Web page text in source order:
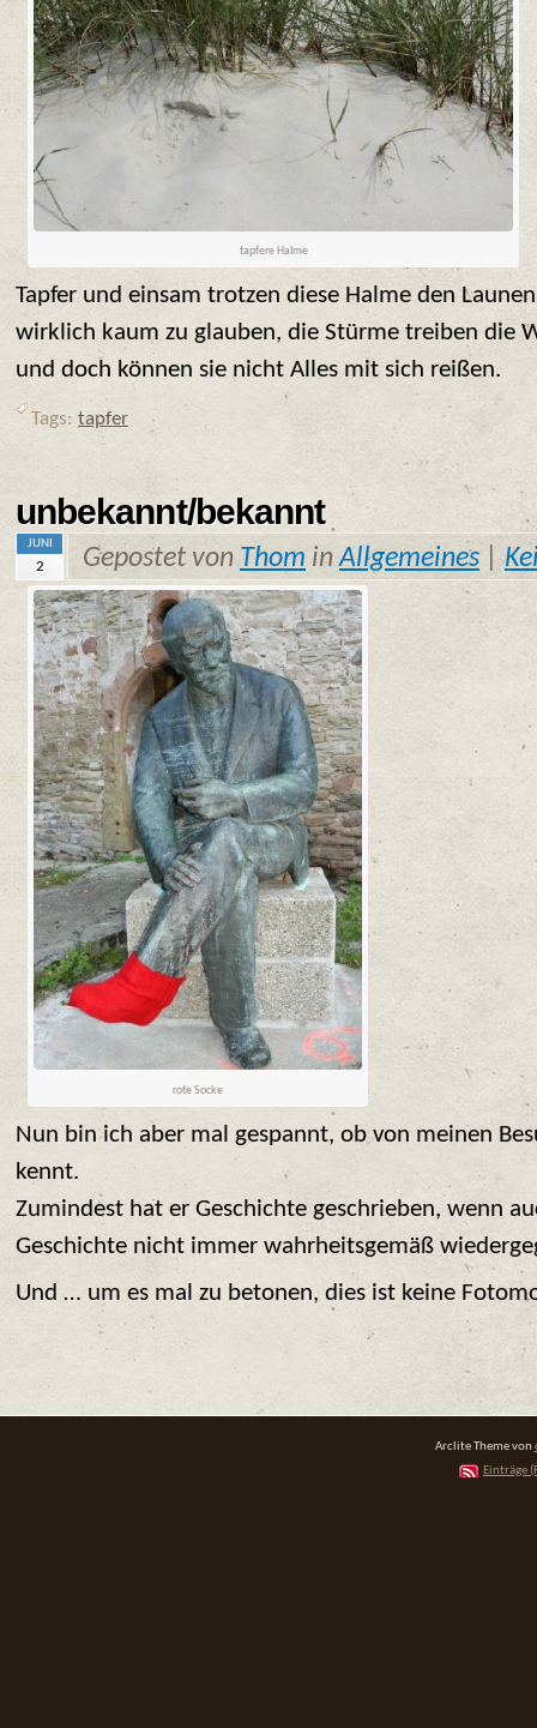
tapfere Halme
Tapfer und einsam trotzen diese Halme den
wirklich kaum zu glauben, die Stürme treiben die
und doch können sie nicht Alles mit sich reißen.
Tags: tapfer
unbekannt/bekannt
JUNI
2 Gepostet von Thom inAllgemeines|
rote Socke
Nun bin ich aber mal gespannt, ob von meinen
kennt.
Zumindest hat er Geschichte geschrieben, wenn
Geschichte nicht immer wahrheitsgemäß
Und … um es mal zu betonen, dies ist keine
Arclite Theme von
Einträge